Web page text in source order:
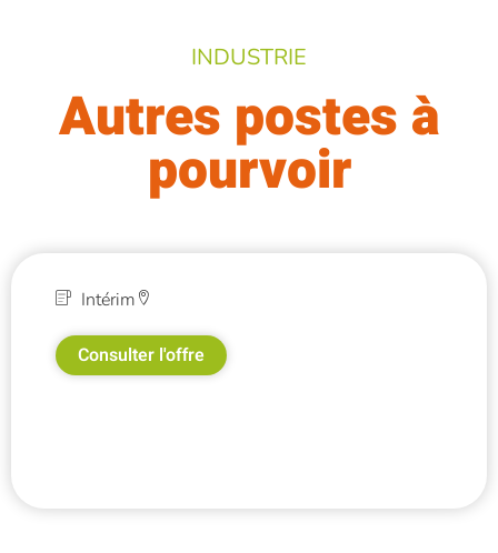
INDUSTRIE
Autres postes à
pourvoir
Intérim
Consulter l'offre